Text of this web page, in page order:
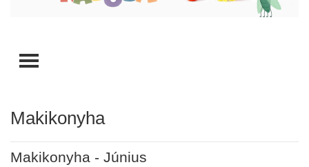
TOGGLE MENU
Makikonyha
Makikonyha - Június